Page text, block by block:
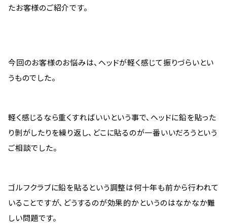
たお客様のご紹介です。
今回のお客様のお悩みは、ヘッドが軽く感じて振りづらいとい
うものでした。
軽く感じるなら重くすればいいという事で、ヘッドに鉛を貼った
り剝がしたりを繰り返し、どこに貼るのが一番いいだろうという
ご相談でした。
ゴルフクラブに鉛を貼るという調整は何十年も前から行われて
いることですが、どうするのが効果的かというのはなかなか難
しい問題です。